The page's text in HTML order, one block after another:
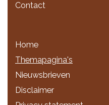
Contact
Home
Themapagina's
Nieuwsbrieven
Disclaimer